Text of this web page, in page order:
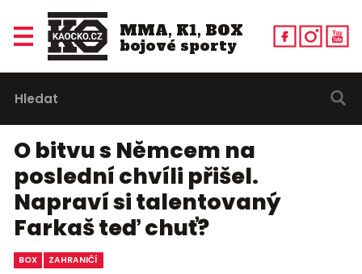
MMA, K1, BOX
bojové sporty
O bitvu s Němcem na
poslední chvíli přišel.
Napraví si talentovaný
Farkaš teď chuť?
BOX ZAHRANIČÍ